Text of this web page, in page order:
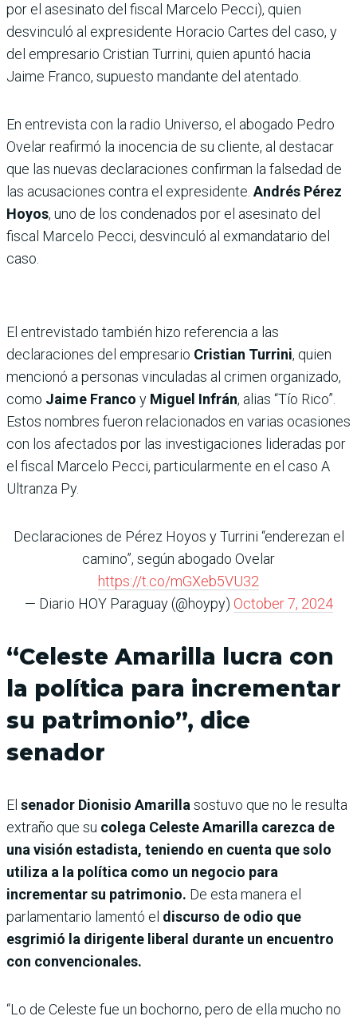
por el asesinato del fiscal Marcelo Pecci), quien
desvinculó al expresidente Horacio Cartes del caso, y
del empresario Cristian Turrini, quien apuntó hacia
Jaime Franco, supuesto mandante del atentado.
En entrevista con la radio Universo, el abogado Pedro
Ovelar reafirmó la inocencia de su cliente, al destacar
que las nuevas declaraciones confirman la falsedad de
las acusaciones contra el expresidente. Andrés Pérez
Hoyos, uno de los condenados por el asesinato del
fiscal Marcelo Pecci, desvinculó al exmandatario del
caso.
El entrevistado también hizo referencia a las
declaraciones del empresario Cristian Turrini, quien
mencionó a personas vinculadas al crimen organizado,
como Jaime Franco y Miguel Infrán, alias “Tío Rico”.
Estos nombres fueron relacionados en varias ocasiones
con los afectados por las investigaciones lideradas por
el fiscal Marcelo Pecci, particularmente en el caso A
Ultranza Py.
Declaraciones de Pérez Hoyos y Turrini “enderezan el
camino”, según abogado Ovelar
https://t.co/mGXeb5VU32
— Diario HOY Paraguay (@hoypy) October 7, 2024
“Celeste Amarilla lucra con
la política para incrementar
su patrimonio”, dice
senador
El senador Dionisio Amarilla sostuvo que no le resulta
extraño que su colega Celeste Amarilla carezca de
una visión estadista, teniendo en cuenta que solo
utiliza a la política como un negocio para
incrementar su patrimonio. De esta manera el
parlamentario lamentó el discurso de odio que
esgrimió la dirigente liberal durante un encuentro
con convencionales.
“Lo de Celeste fue un bochorno, pero de ella mucho no